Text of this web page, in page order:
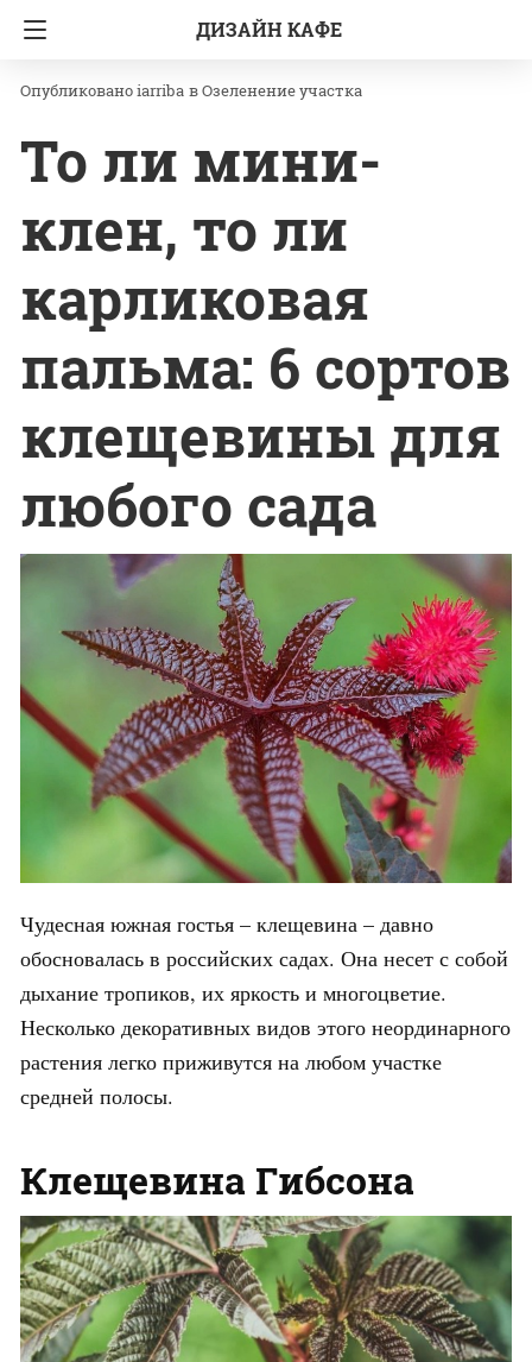
ДИЗАЙН КАФЕ
Главная Озеленение участка
iarriba вОзеленение участка
То ли мини-
клен, то ли
карликовая
пальма: 6 сортов
клещевины для
любого сада
Чудесная южная гостья – клещевина – давно
обосновалась в российских садах. Она несет с собой
дыхание тропиков, их яркость и многоцветие.
Несколько декоративных видов этого неординарного
растения легко приживутся на любом участке
средней полосы.
Клещевина Гибсона